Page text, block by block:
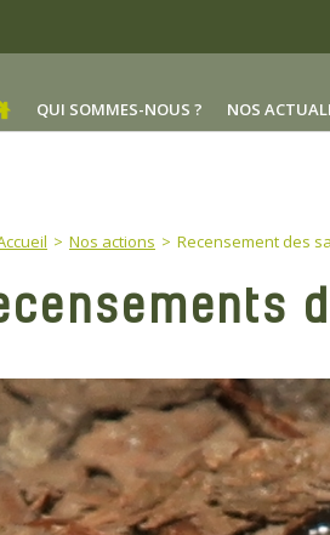
QUI SOMMES-NOUS ? NOS
Nos actions Recensement des